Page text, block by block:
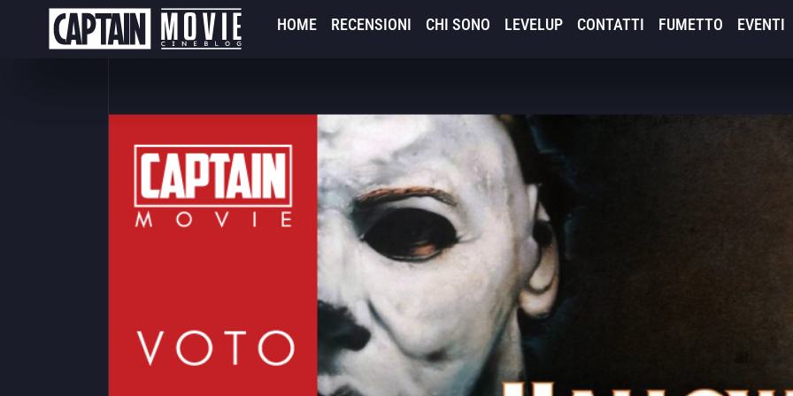
HOME RECENSIONI CHI SONO LEVELUP CONTATTI FUMETTO EVENTI